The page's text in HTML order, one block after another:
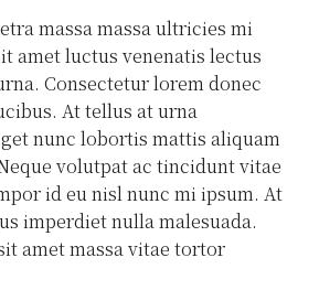
massa massa ultricies mi
amet luctus venenatis lectus
Consectetur lorem donec
At tellus at urna
nunc lobortis mattis aliquam
volutpat ac tincidunt vitae
id eu nisl nunc mi ipsum. At
imperdiet nulla malesuada.
amet massa vitae tortor